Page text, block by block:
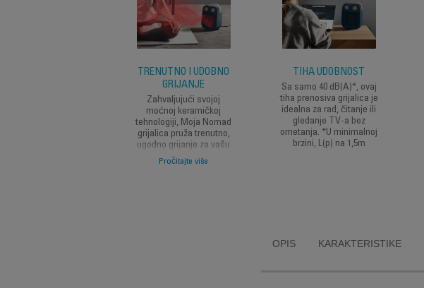
TRENUTNO I UDOBNO
GRIJANJE
Zahvaljujući svojoj
moćnoj keramičkoj
tehnologiji, Moja Nomad
grijalica pruža trenutno,
ugodno grijanje za vašu
udobnost. Idealan grijač
prostora za prostorije do
Pročitajte više
TIHA UDOBNOST
Sa samo 40 dB(A)*, ovaj
tiha prenosiva grijalica je
idealna za rad, čitanje ili
gledanje TV-a bez
ometanja. *U minimalnoj
brzini, L(p) na 1,5m
OPIS KARAKTERISTIKE